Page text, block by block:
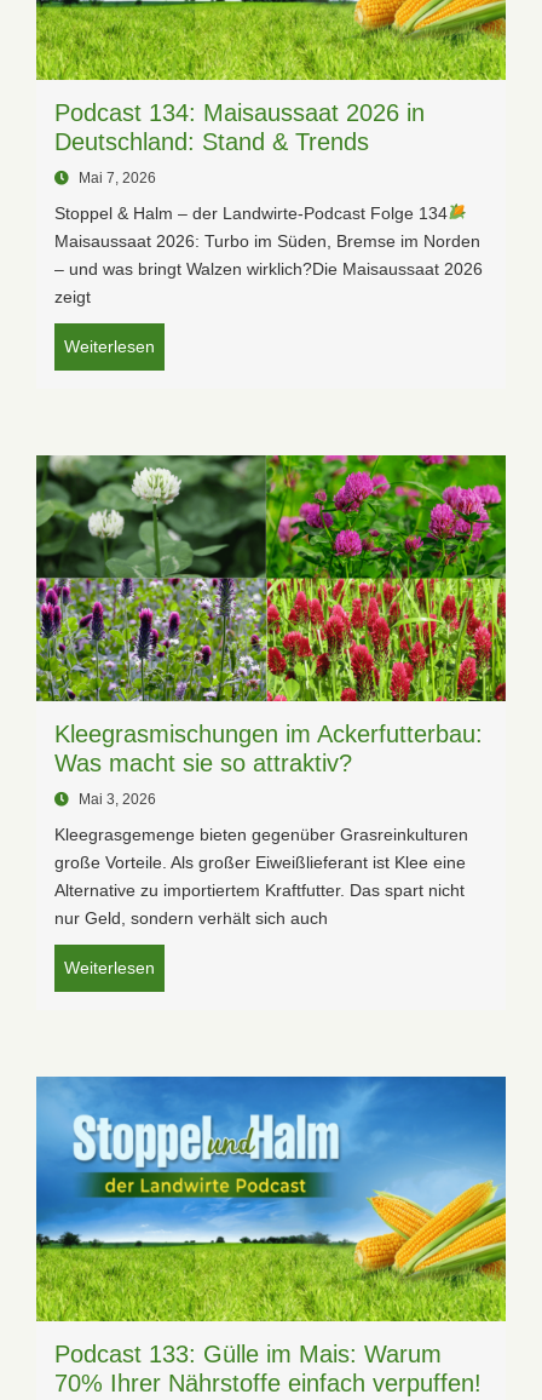
Podcast 134: Maisaussaat 2026 in
Deutschland: Stand & Trends
Mai 7, 2026
Stoppel & Halm – der Landwirte-Podcast Folge 134
Maisaussaat 2026: Turbo im Süden, Bremse im Norden
– und was bringt Walzen wirklich?Die Maisaussaat 2026
zeigt
Weiterlesen
Kleegrasmischungen im Ackerfutterbau:
Was macht sie so attraktiv?
Mai 3, 2026
Kleegrasgemenge bieten gegenüber Grasreinkulturen
große Vorteile. Als großer Eiweißlieferant ist Klee eine
Alternative zu importiertem Kraftfutter. Das spart nicht
nur Geld, sondern verhält sich auch
Weiterlesen
Podcast 133: Gülle im Mais: Warum
70% Ihrer Nährstoffe einfach verpuffen!